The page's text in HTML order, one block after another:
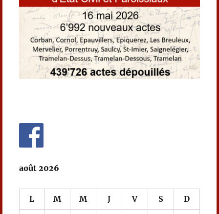
août 2026
L M M J V S D